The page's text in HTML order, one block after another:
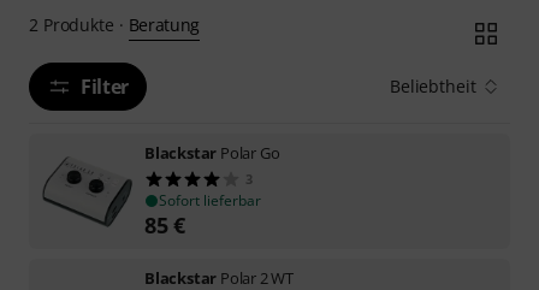
2 Produkte · Beratung
Filter Beliebtheit
Blackstar Polar Go
3
Sofort lieferbar
85€
Blackstar Polar 2 WT